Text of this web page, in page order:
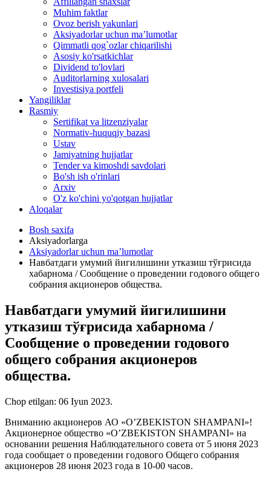
Muhim faktlar
Ovoz berish yakunlari
Aksiyadorlar uchun ma’lumotlar
Qimmatli qog`ozlar chiqarilishi
Asosiy ko'rsatkichlar
Dividend to'lovlari
Auditorlarning xulosalari
Investisiya portfeli
Yangiliklar
Rasmiy
Sertifikat va litzenziyalar
Normativ-huquqiy bazasi
Ustav
Jamiyatning hujjatlar
Tender va kimoshdi savdolari
Bo'sh ish o'rinlari
Arxiv
O'z ko'chini yo'qotgan hujjatlar
Aloqalar
Bosh saxifa
Aksiyadorlarga
Aksiyadorlar uchun ma’lumotlar
Навбатдаги умумий йигилишини утказиш тўғрисида
хабарнома / Сообщение о проведении годового общего
собрания акционеров общества.
Навбатдаги умумий йигилишини
утказиш тўғрисида хабарнома /
Сообщение о проведении годового
общего собрания акционеров
общества.
Chop etilgan: 06 Iyun 2023.
Вниманию акционеров АО «O’ZBEKISTON SHAMPANI»!
Акционерное общество «O’ZBEKISTON SHAMPANI» на
основании решения Наблюдательного совета от 5 июня 2023
года сообщает о проведении годового Общего собрания
акционеров 28 июня 2023 года в 10-00 часов.